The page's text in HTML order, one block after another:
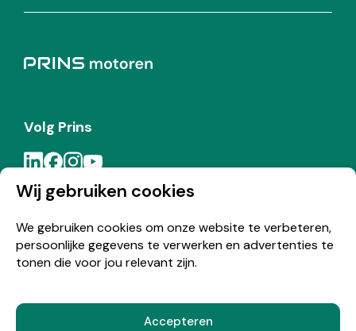
Wij gebruiken cookies
We gebruiken cookies om onze website te verbeteren,
persoonlijke gegevens te verwerken en advertenties te
tonen die voor jou relevant zijn.
Accepteren
Volg Prins
Meld je aan voor de Prins nieuwsbrief